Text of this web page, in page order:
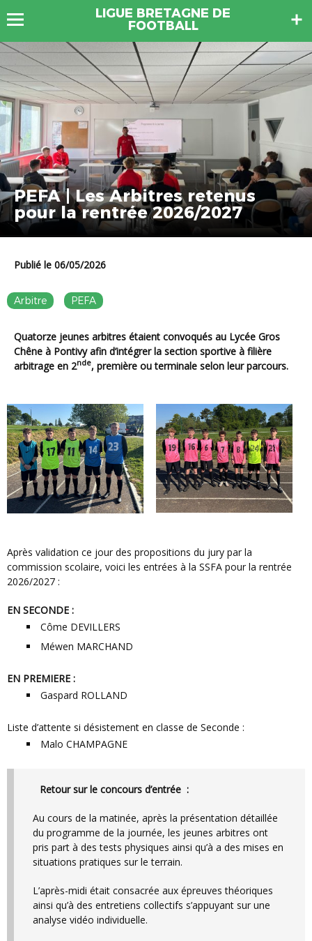
LIGUE BRETAGNE DE
FOOTBALL
PEFA | Les Arbitres retenus
pour la rentrée 2026/2027
Publié le 06/05/2026
Arbitre PEFA
Quatorze jeunes arbitres étaient convoqués au Lycée Gros
Chêne à Pontivy afin d’intégrer la section sportive à filière
arbitrage en 2nde, première ou terminale selon leur parcours.
Après validation ce jour des propositions du jury par la
commission scolaire, voici les entrées à la SSFA pour la rentrée
2026/2027 :
EN SECONDE :
Côme DEVILLERS
Méwen MARCHAND
EN PREMIERE :
Gaspard ROLLAND
Liste d’attente si désistement en classe de Seconde :
Malo CHAMPAGNE
Retour sur le concours d’entrée :
Au cours de la matinée, après la présentation détaillée
du programme de la journée, les jeunes arbitres ont
pris part à des tests physiques ainsi qu’à a des mises en
situations pratiques sur le terrain.
L’après-midi était consacrée aux épreuves théoriques
ainsi qu’à des entretiens collectifs s’appuyant sur une
analyse vidéo individuelle.